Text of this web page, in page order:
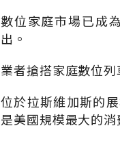
數位家庭市場已成
出。
業者搶搭家庭數位列
位於拉斯維加斯的
是美國規模最大的